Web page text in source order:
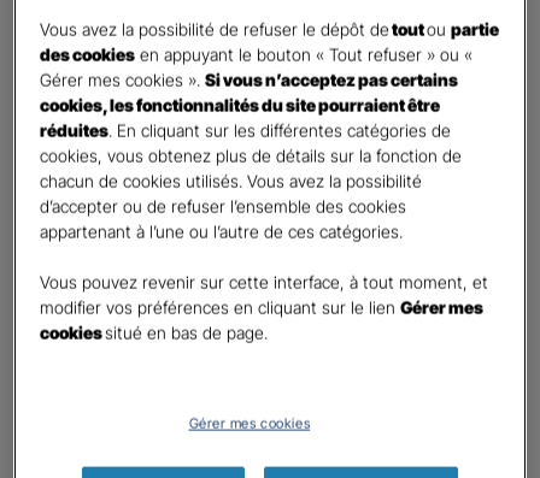
First Last
Téléphone*
United
States
+1
E-mail
En cochant cette case et en soumettant ce formulaire,
j'accepte que mes données personnelles soient utilisées
Vous avez la possibilité de refuser le dépôt detoutoupartie
des cookies en appuyant le bouton « Tout refuser » ou «
Gérer mes cookies ».Si vous n’acceptez pas certains
cookies, les fonctionnalités du site pourraient être
réduites. En cliquant sur les différentes catégories de
cookies, vous obtenez plus de détails sur la fonction de
chacun de cookies utilisés. Vous avez la possibilité
d’accepter ou de refuser l’ensemble des cookies
appartenant à l’une ou l’autre de ces catégories.
Vous pouvez revenir sur cette interface, à tout moment, et
modifier vos préférences en cliquant sur le lienGérer mes
cookiessitué en bas de page.
Gérer mes cookies